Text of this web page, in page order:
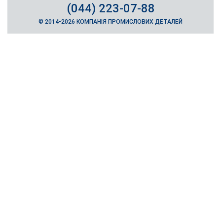
(044) 223-07-88
© 2014-2026 КОМПАНІЯ ПРОМИСЛОВИХ ДЕТАЛЕЙ